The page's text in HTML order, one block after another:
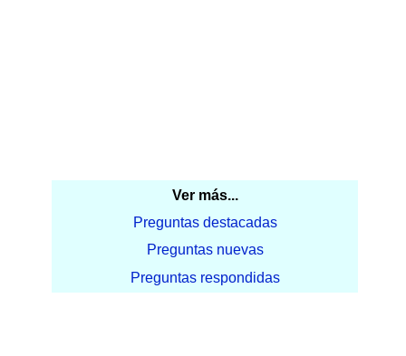
Ver más...
Preguntas destacadas
Preguntas nuevas
Preguntas respondidas